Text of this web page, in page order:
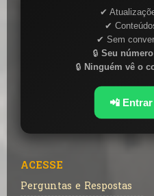
✔
✔
✔ Sem
🔒 Seu
🔒 Ninguém vê o
📲
ACESSE
Perguntas e Respostas